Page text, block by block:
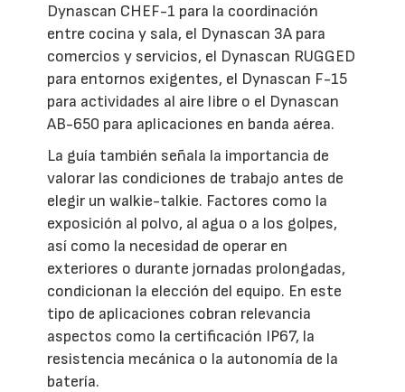
Dynascan CHEF-1 para la coordinación
entre cocina y sala, el Dynascan 3A para
comercios y servicios, el Dynascan RUGGED
para entornos exigentes, el Dynascan F-15
para actividades al aire libre o el Dynascan
AB-650 para aplicaciones en banda aérea.
La guía también señala la importancia de
valorar las condiciones de trabajo antes de
elegir un walkie-talkie. Factores como la
exposición al polvo, al agua o a los golpes,
así como la necesidad de operar en
exteriores o durante jornadas prolongadas,
condicionan la elección del equipo. En este
tipo de aplicaciones cobran relevancia
aspectos como la certificación IP67, la
resistencia mecánica o la autonomía de la
batería.